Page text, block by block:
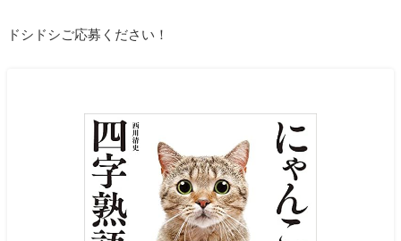
ドシドシご応募ください！